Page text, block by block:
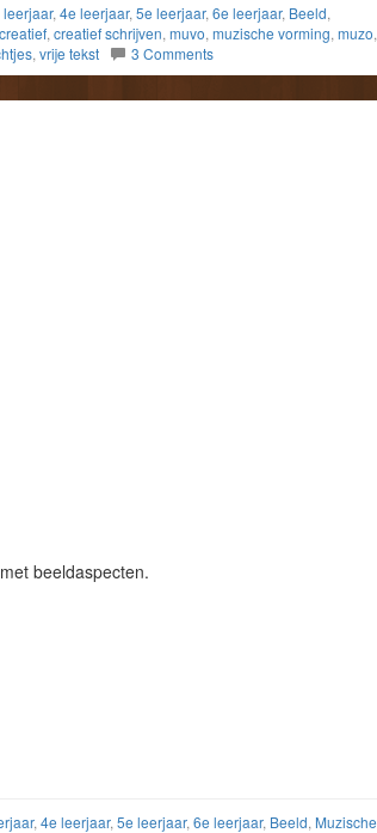
leerjaar, 4e leerjaar, 5e leerjaar, 6e leerjaar, Beeld,
creatief, creatief schrijven, muvo, muzische vorming, muzo,
, vrije tekst 3 Comments
beeldaspecten.
, 4e leerjaar, 5e leerjaar, 6e leerjaar, Beeld, Muzische